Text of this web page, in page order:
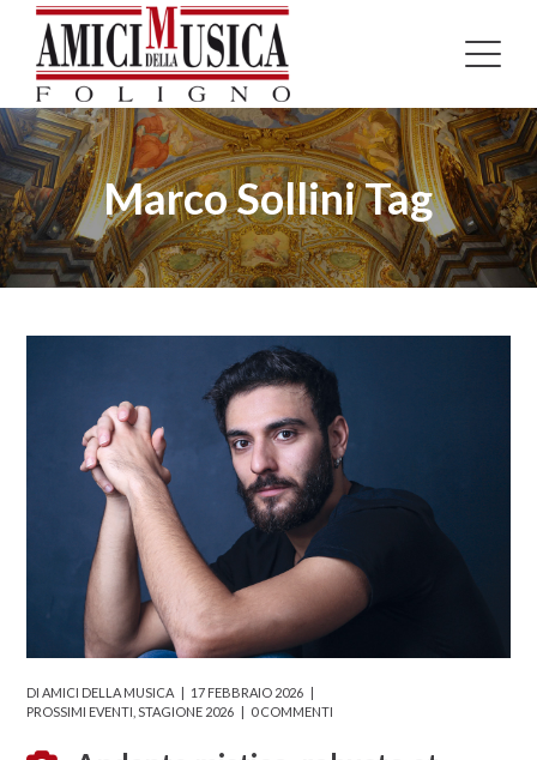
Marco Sollini Tag
DIAMICI DELLA MUSICA
17 FEBBRAIO 2026
PROSSIMI EVENTI ,STAGIONE 2026 0 COMMENTI